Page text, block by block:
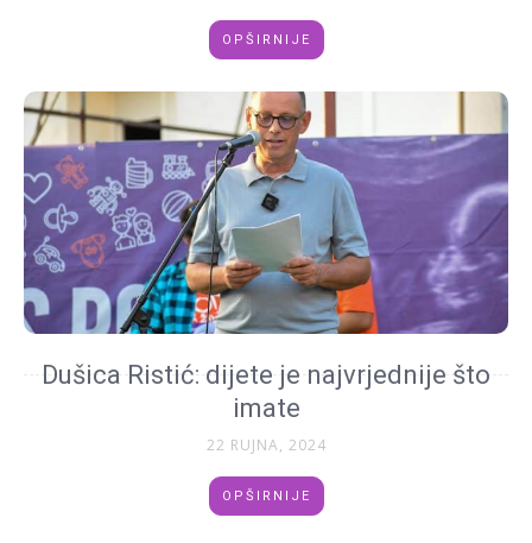
OPŠIRNIJE
Dušica Ristić: dijete je najvrjednije što
imate
22 RUJNA, 2024
OPŠIRNIJE